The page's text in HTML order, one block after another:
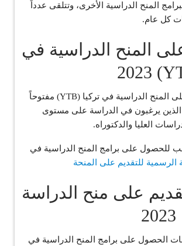
المنح الدراسية الأخرى، وتتلقى عدداً
كل عام.
المنح الدراسية في
أصبح التسجيل على المنح الدراسية في تركيا (YTB) مفتوحاً
الذين يرغبون في الدراسة على مستوى
العليا والدكتوراه.
للحصول على برامج المنح الدراسية في
الرسمية للتقديم على المنحة
على منح الدراسة
الحصول على برامج المنح الدراسية في